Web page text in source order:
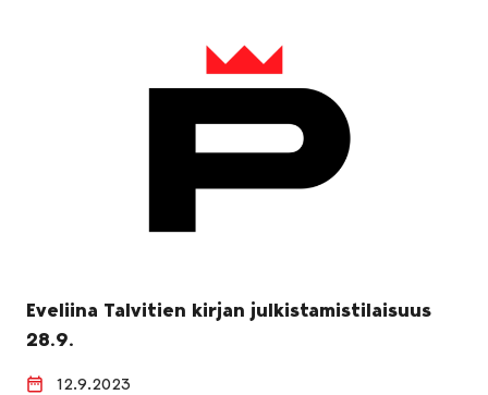
Eveliina Talvitien kirjan julkistamistilaisuus
28.9.
12.9.2023